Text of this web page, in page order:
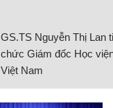
GS.TS Nguyễn Thị Lan
chức Giám đốc Học
Việt Nam